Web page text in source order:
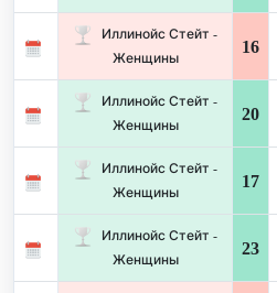
Иллинойс Стейт -
Женщины
16
Иллинойс Стейт -
Женщины
20
Иллинойс Стейт -
Женщины
17
Иллинойс Стейт -
Женщины
23